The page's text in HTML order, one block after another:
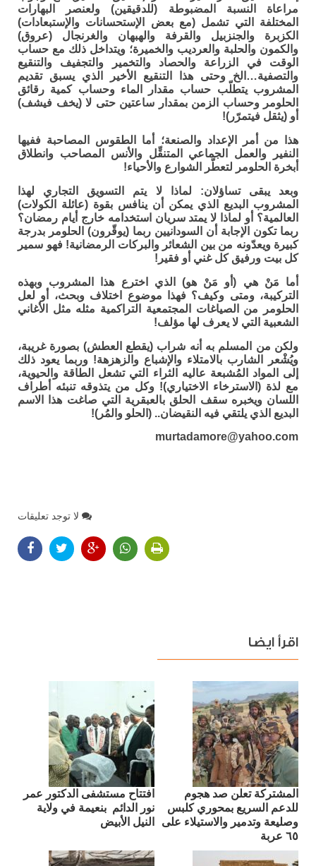
مراعاة النسبة المضبوطة (للدقيقين) ولعنصر البهارات
المختلفة التي تشمل (مع بعض الإستحسانات والإستبعادات)
الكزبرة والجنزبيل والقرفة والهبهان والغرنجال (عروق)
والكمون والحلبة والعرديب والخميرة؛ ويتداخل ذلك مع حساب
الوقت في الزراعة والحصاد والتخمير والتجفيف والتنقيع
والتصفية…الخ وحتى هذا التنقيع الأخير الذي يسبق تقديم
المشروب يتطلّب حساب مقدار الماء وحساب كمية رقائق
الحلومر وحساب الزمن بمقدار ساعتين حتى لا (يخف فيشف)
أو (يثقل فيتمرّر)!
هذا من أمر الإعداد والصنعة؛ أما الطقوس المصاحبة ففيها
النفير والعمل الجماعي المتنقِّل والأنس المصاحب وانطلاق
أبخرة الحلومر لتعطّر الشوارع والأحياء!
وبعد يبقى تساؤلان: لماذا لا يتم التسويق التجاري لهذا
المشروب البديع الذي يمكن أن ينافس بقوة (عائلة الكولات)
العالمية؟ أو لماذا لا يمتد سريان استخدامه خارج أيام رمضان؟
ربما تكون الإجابة أن السودانيين ربما (يوقّرون) الحلومر بدرجة
كبيرة ويعدّونه من بين الشعائر والبركات الرمضانية! فهو سمير
كل بيت ورفيق كل غني أو فقير!
أما مَنْ هي (أو مَنْ هو) الذي اخترع هذا المشروب وبهذه
التركيبة، ومتى وكيف؟ فهذا موضوع اختلاف وبحث، أو لعل
الحلومر من الصياغات المجتمعية التراكمية مثله مثل الأغاني
الشعبية التي لا يعرف لها مؤلف!
ولكن من المسلم به أنه شراب (يقطع العطش) بصورة غريبة،
ويُشْعر الشارب بالامتلاء والإشباع والزهزهة! وربما يعود ذلك
إلى المواد المُشبعة عاليه الثراء التي تشعل الطاقة والحيوية،
مع لذة (الاسترخاء الاختياري)! وكل من يتذوقه تنبئه أطراف
اللسان ويخبره سقف الحلق بالعبقرية التي صاغت هذا الاسم
البديع الذي يلتقي فيه النقيضان.. (الحلو والمُر)!
murtadamore@yahoo.com
لا توجد تعليقات
اقرأ ايضا
المشتركة تعلن صد هجوم
للدعم السريع بمحوري كلبس
وصليعة وتدمير والاستيلاء على
٦٥ عربة
افتتاح مستشفى الدكتور عمر
نور الدائم بنعيمة في ولاية
النيل الأبيض